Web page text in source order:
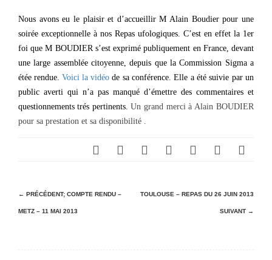
Nous avons eu le plaisir et d’accueillir M Alain Boudier pour une
soirée exceptionnelle à nos Repas ufologiques. C’est en effet la 1er
foi que M BOUDIER s’est exprimé publiquement en France, devant
une large assemblée citoyenne, depuis que la Commission Sigma a
étée rendue. Voici la vidéo de sa conférence. Elle a été suivie par un
public averti qui n’a pas manqué d’émettre des commentaires et
questionnements trés pertinents. Un grand merci à Alain BOUDIER
pour sa prestation et sa disponibilité .
N
a
← PRÉCÉDENT; COMPTE RENDU –
METZ – 11 MAI 2013
TOULOUSE – REPAS DU 26 JUIN 2013
SUIVANT →